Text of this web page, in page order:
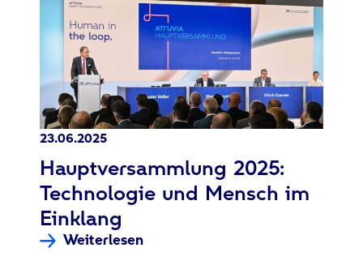
23.06.2025
:
Hauptversammlung 2025:
Technologie und Mensch im
Einklang
Weiterlesen